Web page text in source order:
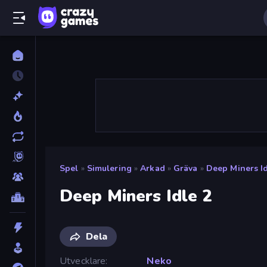
Spel » Simulering » Arkad » Gräva » Deep Miners
Deep Miners Idle 2
Dela
Utvecklare
Neko